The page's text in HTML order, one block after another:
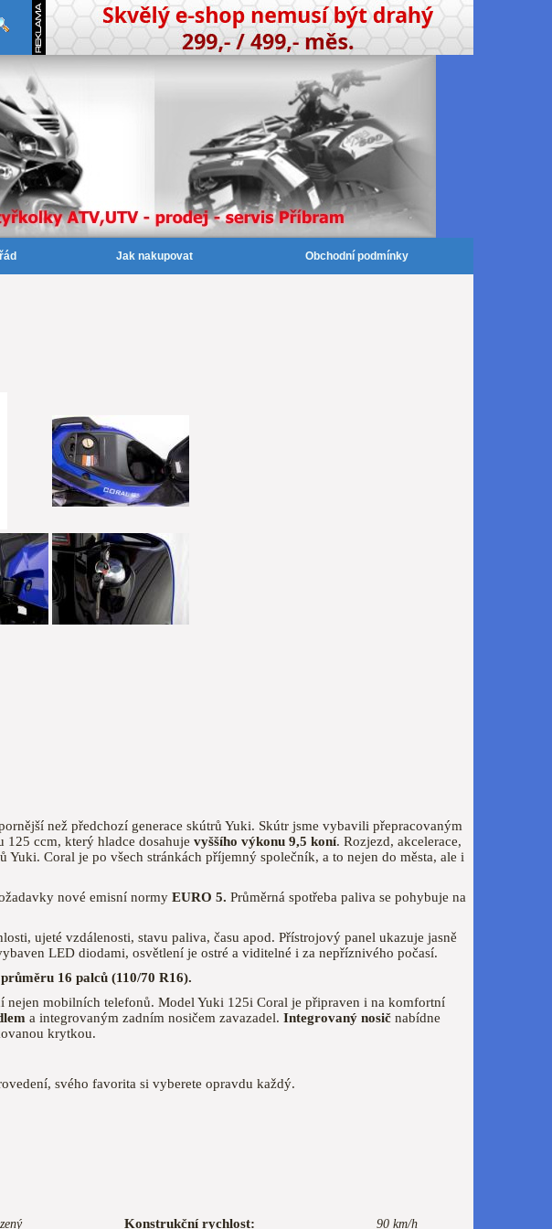
Jak nakupovat Obchodní podmínky
než předchozí generace skútrů Yuki. Skútr jsme vybavili přepracovaným
ccm, který hladce dosahuje vyššího výkonu 9,5 koní. Rozjezd, akcelerace,
Coral je po všech stránkách příjemný společník, a to nejen do města, ale i
nové emisní normy EURO 5. Průměrná spotřeba paliva se pohybuje na
ujeté vzdálenosti, stavu paliva, času apod. Přístrojový panel ukazuje jasně
LED diodami, osvětlení je ostré a viditelné i za nepříznivého počasí.
16 palců (110/70 R16).
nejen mobilních telefonů. Model Yuki 125i Coral je připraven i na komfortní
a integrovaným zadním nosičem zavazadel. Integrovaný nosič nabídne
krytkou.
svého favorita si vyberete opravdu každý.
Konstrukční rychlost: 90 km/h